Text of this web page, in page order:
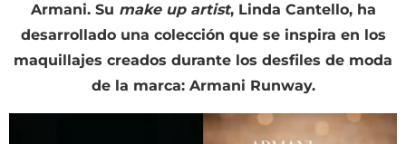
Armani. Su make up artist, Linda Cantello, ha
desarrollado una colección que se inspira en los
maquillajes creados durante los desfiles de moda
de la marca: Armani Runway.